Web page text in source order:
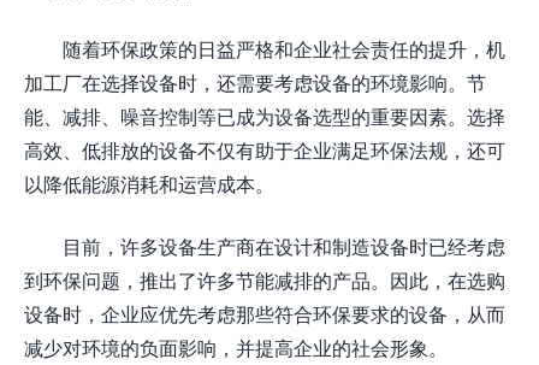
随着环保政策的日益严格和企业社会责任的提升，机
加工厂在选择设备时，还需要考虑设备的环境影响。节
能、减排、噪音控制等已成为设备选型的重要因素。选择
高效、低排放的设备不仅有助于企业满足环保法规，还可
以降低能源消耗和运营成本。
目前，许多设备生产商在设计和制造设备时已经考虑
到环保问题，推出了许多节能减排的产品。因此，在选购
设备时，企业应优先考虑那些符合环保要求的设备，从而
减少对环境的负面影响，并提高企业的社会形象。